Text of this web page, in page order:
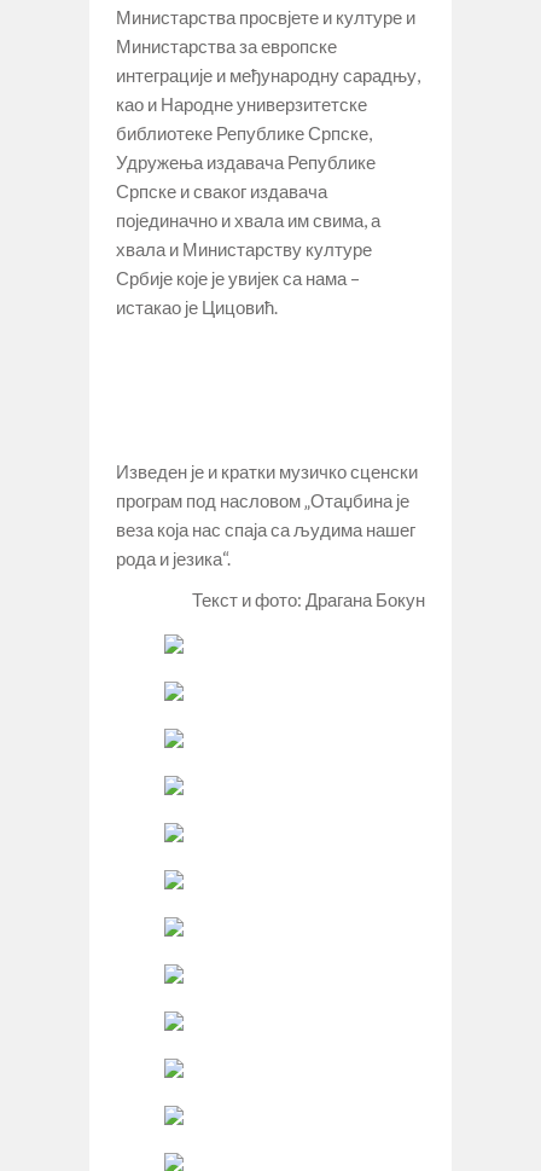
Министарства просвјете и културе и
Министарства за европске
интеграције и међународну сарадњу,
као и Народне универзитетске
библиотеке Републике Српске,
Удружења издавача Републике
Српске и сваког издавача
појединачно и хвала им свима, а
хвала и Министарству културе
Србије које је увијек са нама –
истакао је Цицовић.
Изведен је и кратки музичко сценски
програм под насловом „Отаџбина је
веза која нас спаја са људима нашег
рода и језика“.
Текст и фото: Драгана Бокун